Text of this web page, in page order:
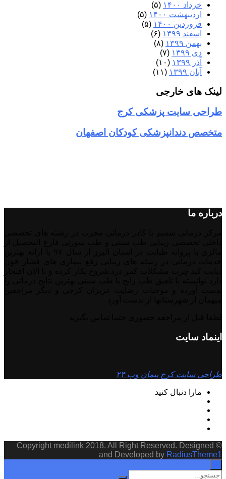
خرداد ۱۴۰۰
(۵)
اردیبهشت ۱۴۰۰
(۵)
فروردین ۱۴۰۰
(۵)
اسفند ۱۳۹۹
(۶)
بهمن ۱۳۹۹
(۸)
دی ۱۳۹۹
(۷)
آذر ۱۳۹۹
(۱۰)
آبان ۱۳۹۹
(۱۱)
لینک های خارجی
طراحی سایت پزشکی کرج
متخصص دندانپزشکی کودکان اصفهان
درباره ما
اینماد سایت
طراحی سایت کرج پیمان وب ۲۴
مارا دنبال کنید
© Copyright medilink 2018. All Right Reserved. Designed
and Developed by RadiusTheme1